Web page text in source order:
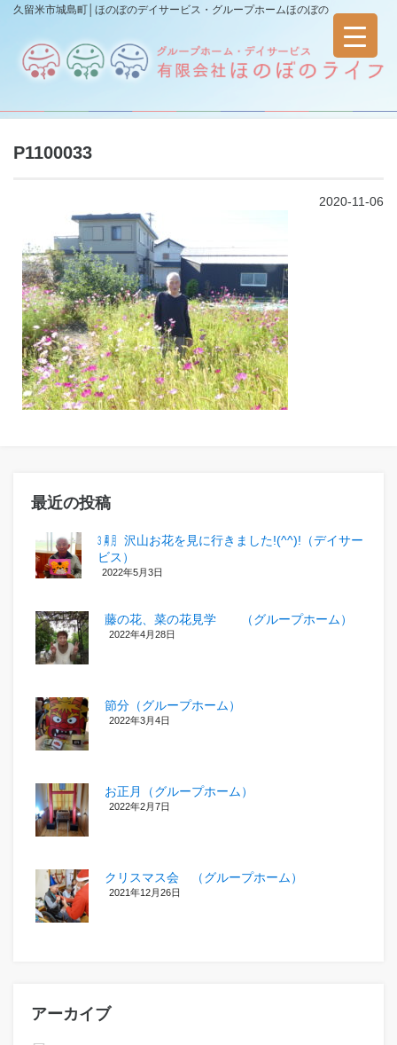
久留米市城島町│ほのぼのデイサービス・グループホームほのぼの
P1100033
2020-11-06
最近の投稿
㋂㋃、沢山お花を見に行きました!(^^)!（デイサー
ビス）
2022年5月3日
藤の花、菜の花見学 （グループホーム）
2022年4月28日
節分（グループホーム）
2022年3月4日
お正月（グループホーム）
2022年2月7日
クリスマス会 （グループホーム）
2021年12月26日
アーカイブ